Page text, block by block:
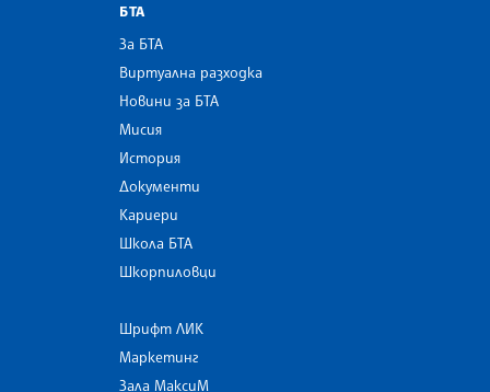
БТА
За БТА
Виртуална разходка
Новини за БТА
Мисия
История
Документи
Кариери
Школа БТА
Шкорпиловци
Шрифт ЛИК
Маркетинг
Зала МаксиМ